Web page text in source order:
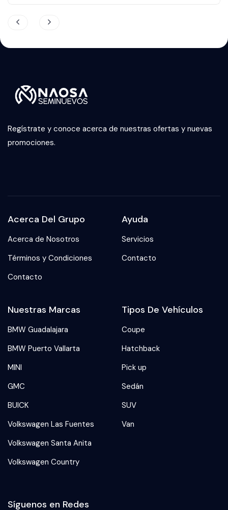
Regístrate y conoce acerca de nuestras ofertas y nuevas
promociones.
Acerca Del Grupo
Acerca de Nosotros
Términos y Condiciones
Contacto
Ayuda
Servicios
Contacto
Nuestras Marcas
BMW Guadalajara
BMW Puerto Vallarta
MINI
GMC
BUICK
Volkswagen Las Fuentes
Volkswagen Santa Anita
Volkswagen Country
Tipos De Vehículos
Coupe
Hatchback
Pick up
Sedán
SUV
Van
Síguenos en Redes